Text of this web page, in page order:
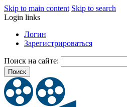
Skip to main content Skip to search
Login links
Логин
Зарегистрироваться
Поиск на сайте: